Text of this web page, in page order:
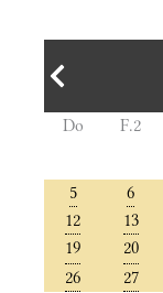
Do F.2
5
6
12
13
19
20
26
27